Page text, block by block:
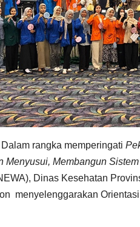
rangka memperingati
Menyusui, Membangun
Dinas Kesehatan
menyelenggarakan